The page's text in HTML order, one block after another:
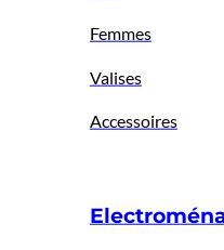
Femmes
Valises
Accessoires